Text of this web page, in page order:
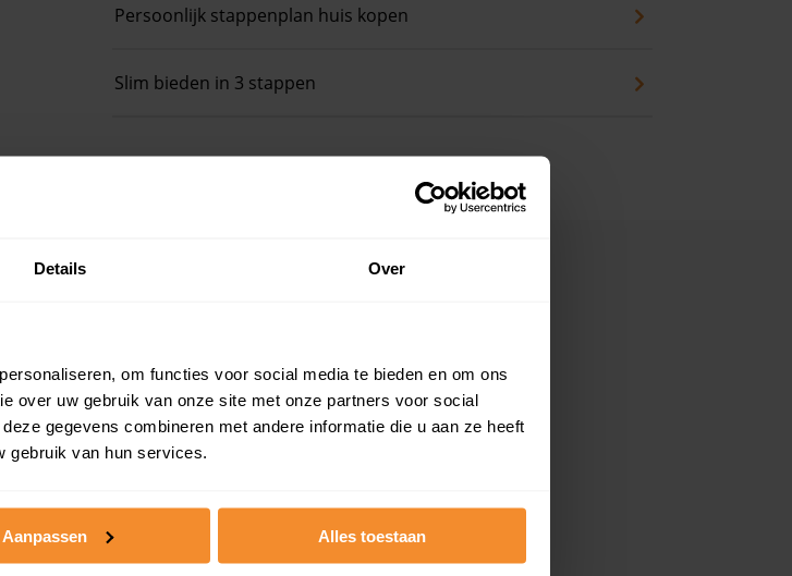
Details Over
om functies voor social media te bieden en om ons
over uw gebruik van onze site met onze partners voor social
gegevens combineren met andere informatie die u aan ze heeft
gebruik van hun services.
Aanpassen Alles toestaan
Persoonlijk stappenplan huis kopen
Slim bieden in 3 stappen